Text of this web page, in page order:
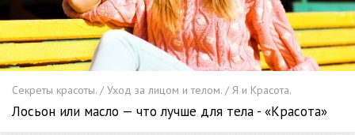
Секреты красоты. / Уход за лицом и телом. / Я и Красота.
Лосьон или масло — что лучше для тела - «Красота»